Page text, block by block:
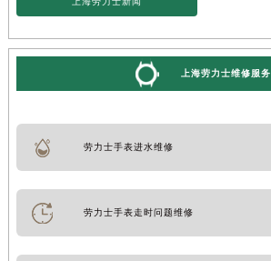
上海劳力士维修服务
劳力士手表进水维修
劳力士手表走时问题维修